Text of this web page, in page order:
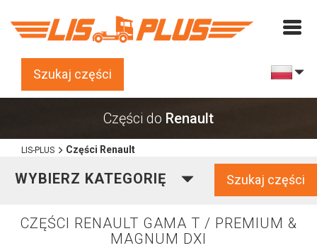
Szukaj części
Części do Renault
LIS-PLUS Części Renault
WYBIERZ KATEGORIĘ Szukaj części
CZĘŚCI RENAULT GAMA T / PREMIUM &
MAGNUM DXI